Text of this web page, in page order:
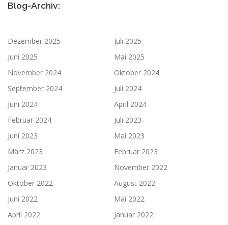
Blog-Archiv:
Dezember 2025
Juli 2025
Juni 2025
Mai 2025
November 2024
Oktober 2024
September 2024
Juli 2024
Juni 2024
April 2024
Februar 2024
Juli 2023
Juni 2023
Mai 2023
März 2023
Februar 2023
Januar 2023
November 2022
Oktober 2022
August 2022
Juni 2022
Mai 2022
April 2022
Januar 2022